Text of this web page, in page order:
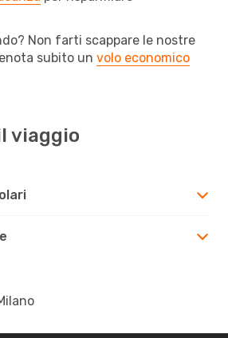
Non farti scappare le nostre
subito un volo economico
viaggio